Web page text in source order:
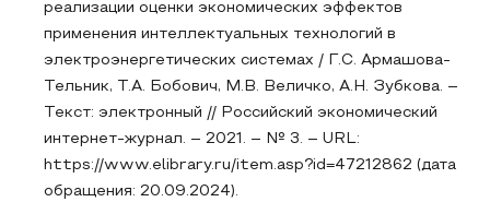
реализации оценки экономических эффектов
применения интеллектуальных технологий в
электроэнергетических системах / Г.С. Армашова-
Тельник, Т.А. Бобович, М.В. Величко, А.Н. Зубкова. –
Текст: электронный // Российский экономический
интернет-журнал. – 2021. – № 3. – URL:
https://www.elibrary.ru/item.asp?id=47212862 (дата
обращения: 20.09.2024).